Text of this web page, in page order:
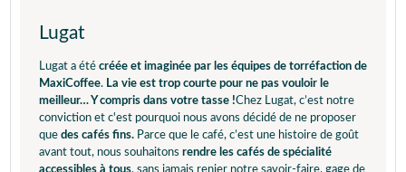
Lugat
Lugat a été créée et imaginée par les équipes de torréfaction de
MaxiCoffee. La vie est trop courte pour ne pas vouloir le
meilleur… Y compris dans votre tasse !Chez Lugat, c’est notre
conviction et c'est pourquoi nous avons décidé de ne proposer
que des cafés fins. Parce que le café, c’est une histoire de goût
avant tout, nous souhaitons rendre les cafés de spécialité
accessibles à tous, sans jamais renier notre savoir-faire, gage de